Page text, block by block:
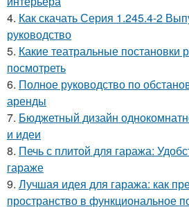
4. Как скачать Серия 1.245.4-2
руководство
5. Какие театральные постановки
посмотреть
6. Полное руководство по
аренды
7. Бюджетный дизайн
и идеи
8. Печь с плитой для гаража:
гараже
9. Лучшая идея для гаража: как
пространство в функциональное